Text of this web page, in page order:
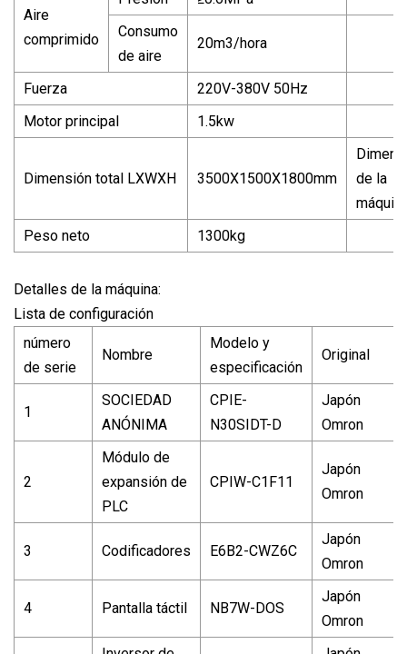
Aire
comprimido
Consumo
de aire
20m3/hora
Fuerza
220V-380V 50Hz
Motor principal
1.5kw
Dimensión total LXWXH 3500X1500X1800mm
de la
Peso neto
1300kg
Detalles de la máquina:
Lista de configuración
número
de serie
Nombre
Modelo y
especificación
Original
1
SOCIEDAD
ANÓNIMA
CPIE-
N30SIDT-D
Japón
Omron
2
Módulo de
expansión de
PLC
CPIW-C1F11
Japón
Omron
3 Codificadores E6B2-CWZ6C
Japón
Omron
4 Pantalla táctil NB7W-DOS
Japón
Omron